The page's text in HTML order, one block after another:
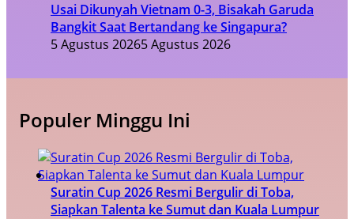
Usai Dikunyah Vietnam 0-3, Bisakah Garuda
Bangkit Saat Bertandang ke Singapura?
5 Agustus 20265 Agustus 2026
Populer Minggu Ini
Suratin Cup 2026 Resmi Bergulir di Toba,
Siapkan Talenta ke Sumut dan Kuala Lumpur